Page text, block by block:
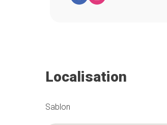
Localisation
Sablon